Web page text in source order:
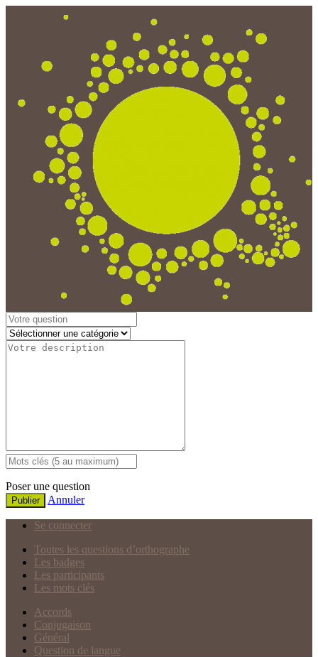
Poser une question
Publier Annuler
Se connecter
Toutes les questions d’orthographe
Les badges
Les participants
Les mots clés
Accords
Conjugaison
Général
Question de langue